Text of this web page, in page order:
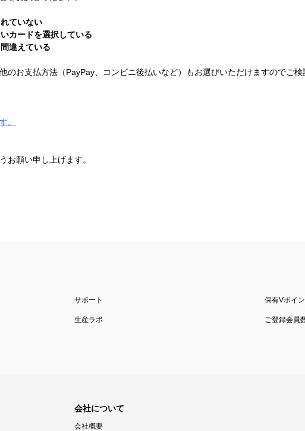
ていない
カードを選択している
違えている
お支払方法（PayPay、コンビニ後払いなど）もお選びいただけますのでご検
。
お願い申し上げます。
サポート 保有Vポイ
生産ラボ ご登録会員
会社について
会社概要